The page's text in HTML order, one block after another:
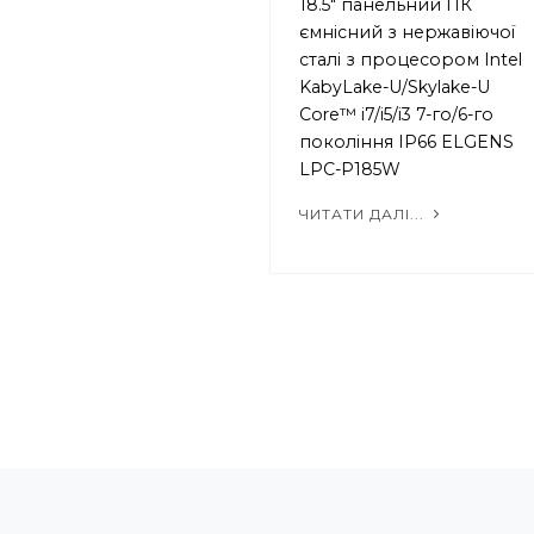
18.5" панельний ПК
ємнісний з нержавіючої
сталі з процесором Intel
KabyLake-U/Skylake-U
Core™ i7/i5/i3 7-го/6-го
покоління IP66 ELGENS
LPC-P185W
ЧИТАТИ ДАЛІ...